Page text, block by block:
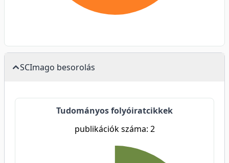
SCImago besorolás
Tudományos folyóiratcikkek
publikációk száma: 2